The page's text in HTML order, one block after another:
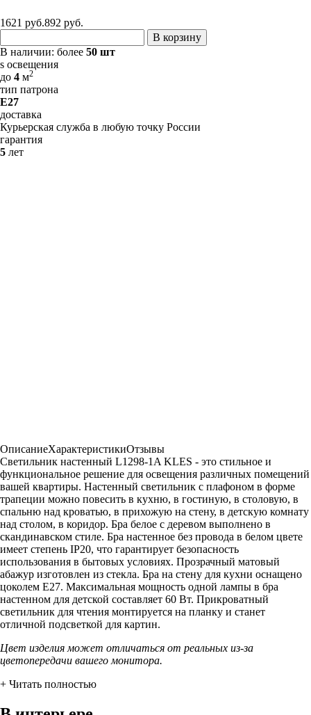
1621 руб.892 руб.
В корзину
В наличии: более 50 шт
s освещения
до 4 м2
тип патрона
E27
доставка
Курьерская служба в любую точку России
гарантия
5 лет
ОписаниеХарактеристикиОтзывы
Светильник настенный L1298-1A KLES - это стильное и
функциональное решение для освещения различных помещений
вашей квартиры. Настенный светильник с плафоном в форме
трапеции можно повесить в кухню, в гостиную, в столовую, в
спальню над кроватью, в прихожую на стену, в детскую комнату
над столом, в коридор. Бра белое с деревом выполнено в
скандинавском стиле. Бра настенное без провода в белом цвете
имеет степень IP20, что гарантирует безопасность
использования в бытовых условиях. Прозрачный матовый
абажур изготовлен из стекла. Бра на стену для кухни оснащено
цоколем Е27. Максимальная мощность одной лампы в бра
настенном для детской составляет 60 Вт. Прикроватный
светильник для чтения монтируется на планку и станет
отличной подсветкой для картин.
Цвет изделия может отличаться от реальных из-за
цветопередачи вашего монитора.
+ Читать полностью